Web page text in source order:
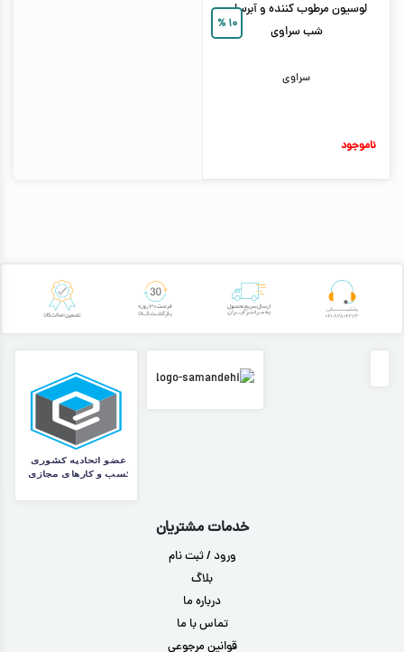
۱۰ %
لوسیون مرطوب کننده و آبرسان
شب سراوی
سراوی
ناموجود
خدمات مشتریان
ورود / ثبت نام
بلاگ
درباره ما
تماس با ما
قوانین مرجوعی